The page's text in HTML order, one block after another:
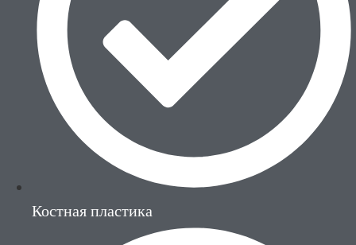
Костная пластика